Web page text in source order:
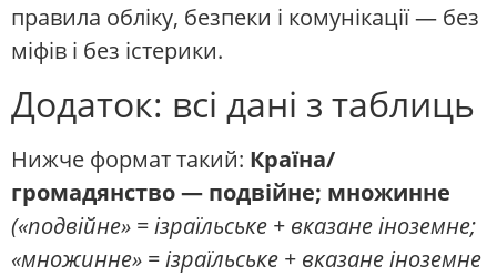
правила обліку, безпеки і комунікації — без
міфів і без істерики.
Додаток: всі дані з таблиць
Нижче формат такий: Країна/
громадянство — подвійне; множинне
(«подвійне» = ізраїльське + вказане іноземне;
«множинне» = ізраїльське + вказане іноземне